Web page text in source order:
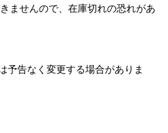
ませんので、在庫切れの恐れがあ
予告なく変更する場合がありま